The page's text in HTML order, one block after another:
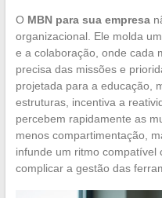
O MBN para sua empresa
organizacional. Ele molda
e a colaboração, onde cada
precisa das missões e
projetada para a educação,
estruturas, incentiva a
percebem rapidamente as
menos compartimentação,
infunde um ritmo compatível
complicar a gestão das